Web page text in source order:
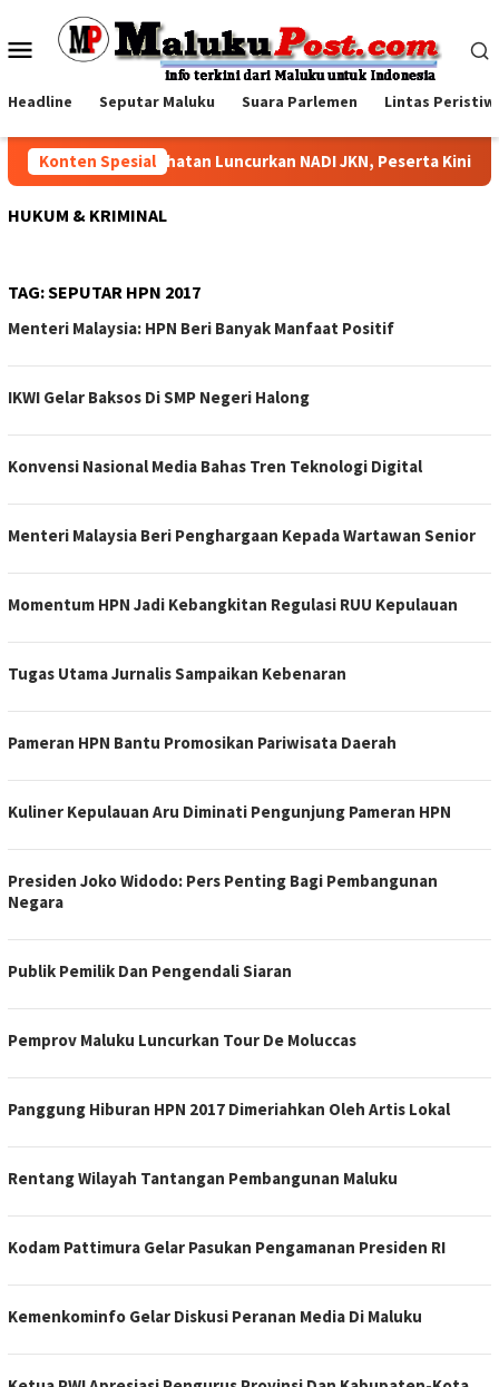
konten
Menu
Headline Seputar Maluku Suara Parlemen Lintas
Konten Spesial
BPJS Kesehatan Luncurkan NADI JKN, Peserta Kini Bisa
HUKUM & KRIMINAL
TAG:SEPUTAR HPN 2017
Menteri Malaysia: HPN Beri Banyak Manfaat Positif
IKWI Gelar Baksos Di SMP Negeri Halong
Konvensi Nasional Media Bahas Tren Teknologi Digital
Menteri Malaysia Beri Penghargaan Kepada Wartawan Senior
Momentum HPN Jadi Kebangkitan Regulasi RUU Kepulauan
Tugas Utama Jurnalis Sampaikan Kebenaran
Pameran HPN Bantu Promosikan Pariwisata Daerah
Kuliner Kepulauan Aru Diminati Pengunjung Pameran HPN
Presiden Joko Widodo: Pers Penting Bagi Pembangunan
Negara
Publik Pemilik Dan Pengendali Siaran
Pemprov Maluku Luncurkan Tour De Moluccas
Panggung Hiburan HPN 2017 Dimeriahkan Oleh Artis Lokal
Rentang Wilayah Tantangan Pembangunan Maluku
Kodam Pattimura Gelar Pasukan Pengamanan Presiden RI
Kemenkominfo Gelar Diskusi Peranan Media Di Maluku